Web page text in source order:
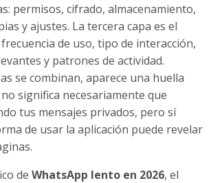
permisos, cifrado, almacenamiento,
y ajustes. La tercera capa es el
de uso, tipo de interacción,
y patrones de actividad.
se combinan, aparece una huella
significa necesariamente que
tus mensajes privados, pero sí
de usar la aplicación puede revelar
de WhatsApp lento en 2026, el